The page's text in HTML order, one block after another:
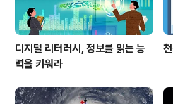
디지털 리터러시, 정보를 읽는 능
력을 키워라